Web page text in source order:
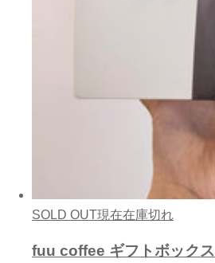
SOLD OUT現在在庫切れ
fuu coffee ギフトボックス